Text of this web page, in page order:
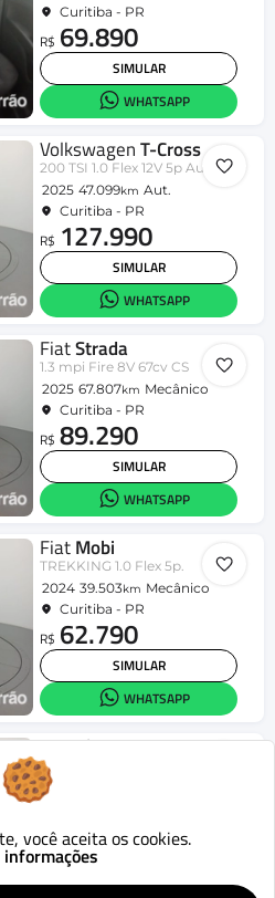
Curitiba - PR
R$ 69.890
SIMULAR
WHATSAPP
VolkswagenT-Cross
200 TSI 1.0 Flex 12V 5p Aut.
2025 47.099km Aut.
Curitiba - PR
R$ 127.990
SIMULAR
WHATSAPP
FiatStrada
1.3 mpi Fire 8V 67cv CS
2025 67.807km Mecânico
Curitiba - PR
R$ 89.290
SIMULAR
WHATSAPP
FiatMobi
TREKKING 1.0 Flex 5p.
2024 39.503km Mecânico
Curitiba - PR
R$ 62.790
SIMULAR
WHATSAPP
HyundaiHB20S
2025
R$ 80.090
você aceita os cookies.